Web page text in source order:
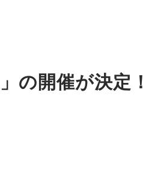
開催が決定！